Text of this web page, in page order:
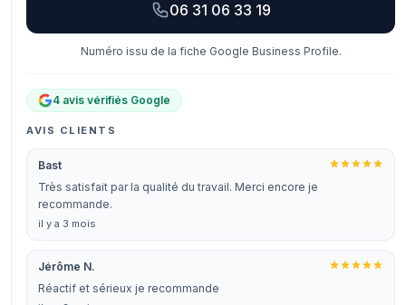
06 31 06 33 19
Numéro issu de la fiche Google Business Profile.
4 avis vérifiés Google
AVIS CLIENTS
Bast
Très satisfait par la qualité du travail. Merci encore je
recommande.
il y a 3 mois
Jérôme N.
Réactif et sérieux je recommande